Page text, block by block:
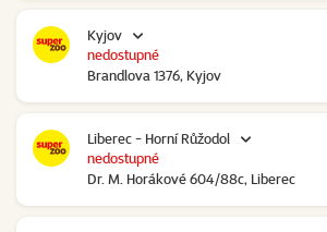
Kyjov
Brandlova 1376, Kyjov
nedostupné
Liberec - Horní Růžodol
Dr. M. Horákové 604/88c, Liberec
nedostupné